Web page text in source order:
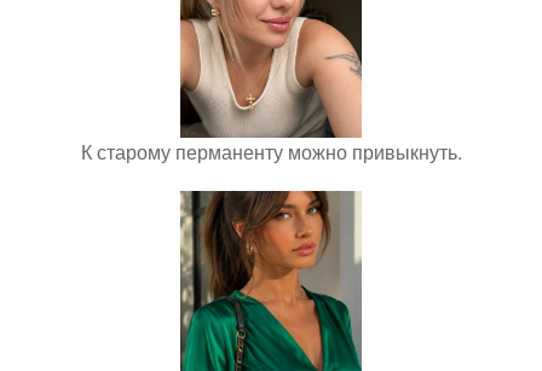
К старому перманенту можно привыкнуть.